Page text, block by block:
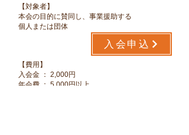
​【対象者】
本会の目的に賛同し、事業援助する
個人または団体
入会申込
​【費用】
入会金 ： 2,000円
​年会費 ： 5,000円以上